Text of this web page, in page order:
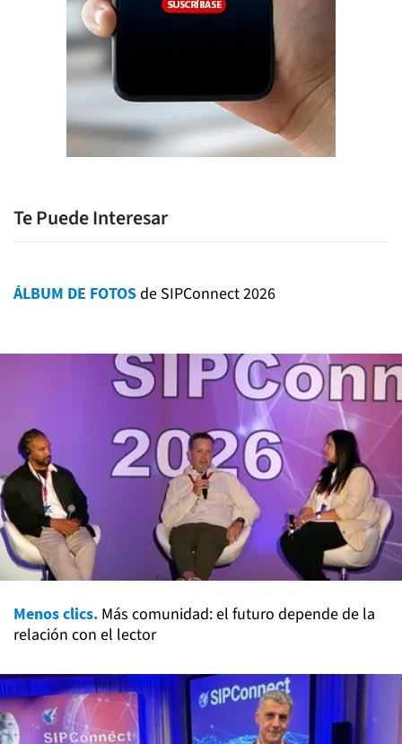
Te Puede Interesar
ÁLBUM DE FOTOSde SIPConnect 2026
Menos clics. Más comunidad: el futuro depende de la
relación con el lector